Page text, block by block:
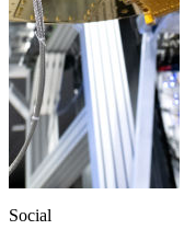
Social